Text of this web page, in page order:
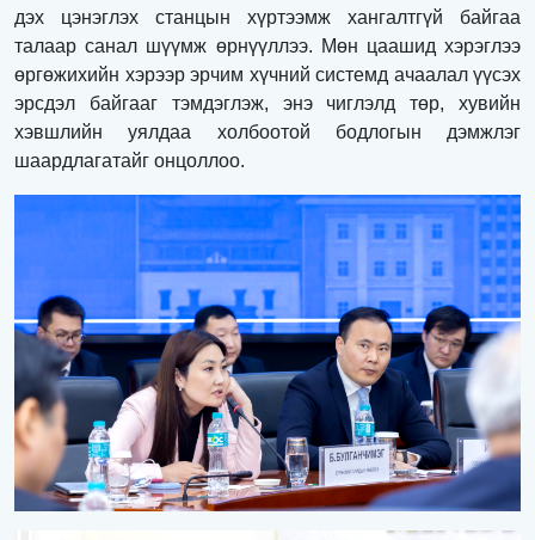
дэх цэнэглэх станцын хүртээмж хангалтгүй байгаа
талаар санал шүүмж өрнүүллээ. Мөн цаашид хэрэглээ
өргөжихийн хэрээр эрчим хүчний системд ачаалал үүсэх
эрсдэл байгааг тэмдэглэж, энэ чиглэлд төр, хувийн
хэвшлийн уялдаа холбоотой бодлогын дэмжлэг
шаардлагатайг онцоллоо.